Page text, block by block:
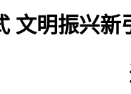
文明振兴